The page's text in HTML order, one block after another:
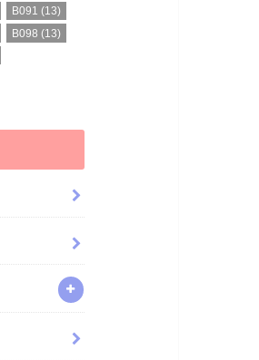
B091 (13)
B098 (13)